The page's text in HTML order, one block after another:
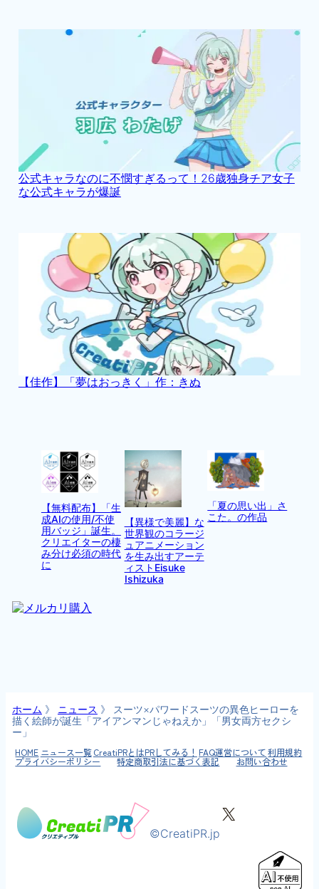
公式キャラなのに不憫すぎるって！26歳独身チア女子
な公式キャラが爆誕
【佳作】「夢はおっきく」作：きぬ
【無料配布】「生
成AIの使用/不使
用バッジ」誕生。
クリエイターの棲
み分け必須の時代
に
【異様で美麗】な
世界観のコラージ
ュアニメーション
を生み出すアーテ
ィストEisuke
Ishizuka
「夏の思い出」さ
こた。の作品
ホーム 》 ニュース 》
スーツ×パワードスーツの異色ヒーローを
描く絵師が誕生「アイアンマンじゃねえか」「男女両方セクシ
ー」
HOME ニュース一覧CreatiPRとはPRしてみる！ FAQ運営について利用規約
プライバシーポリシー 特定商取引法に基づく表記 お問い合わせ
©CreatiPR.jp
X